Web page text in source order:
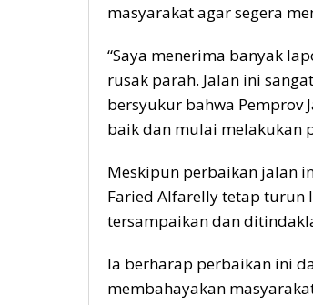
masyarakat agar segera
“Saya menerima banyak
rusak parah. Jalan ini
bersyukur bahwa Pemprov
baik dan mulai melakukan
Meskipun perbaikan jalan
Faried Alfarelly tetap turun
tersampaikan dan
Ia berharap perbaikan ini
membahayakan